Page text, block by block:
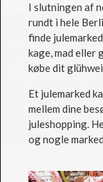
I slutningen af
rundt i hele
finde
kage, mad eller
købe dit
Et julemarked
mellem dine
juleshopping.
og nogle